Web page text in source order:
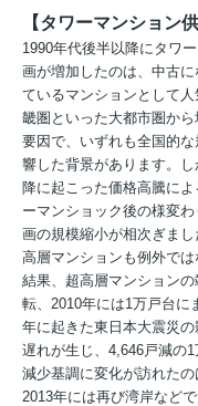
【タワーマンション
1990年代後半以降にタワ
画が増加したのは、中古
ているマンションとして
畿圏といった大都市圏か
要因で、いずれも全国的
響した背景があります。
降に起こった価格高騰に
ーマンショック後の様変
画の規模縮小が相次ぎま
高層マンションも例外で
結果、超高層マンション
転、2010年には1万戸台に
年に起きた東日本大震災
遅れが生じ、4,646戸減の1
減少基調に変化が訪れたの
2013年には再び湾岸など